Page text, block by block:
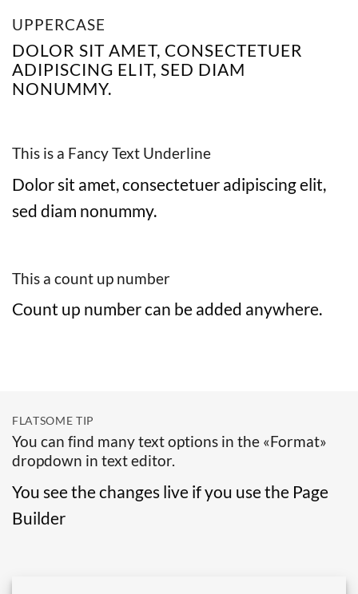
UPPERCASE
DOLOR SIT AMET, CONSECTETUER
ADIPISCING ELIT, SED DIAM
NONUMMY.
This is a Fancy Text Underline
Dolor sit amet, consectetuer adipiscing elit,
sed diam nonummy.
This a count up number
Count up number can be added anywhere.
FLATSOME TIP
You can find many text options in the «Format»
dropdown in text editor.
You see the changes live if you use the Page
Builder